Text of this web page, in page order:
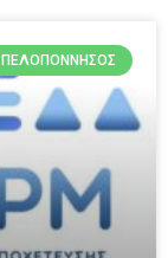
ΠΕΛΟΠΌΝΝΗΣΟΣ